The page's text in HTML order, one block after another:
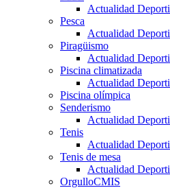
Actualidad
Pesca
Actualidad
Piragüismo
Actualidad
Piscina climatizada
Actualidad
Piscina olímpica
Senderismo
Actualidad
Tenis
Actualidad
Tenis de mesa
Actualidad
OrgulloCMIS